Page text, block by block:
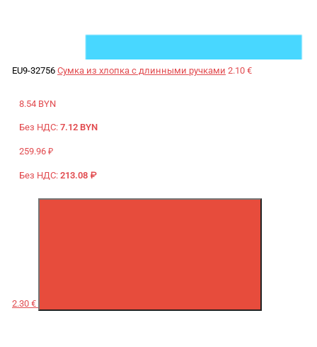
EU9-32756 Сумка из хлопка с длинными ручками 2.10 €
8.54 BYN
Без НДС: 7.12 BYN
259.96 ₽
Без НДС: 213.08 ₽
2.30 €